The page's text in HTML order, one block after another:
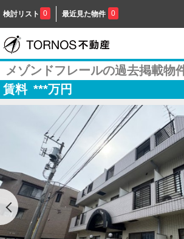
検討リスト 0 最近見た物件 0
メゾンドフレールの過去掲載物
賃料 ***万円